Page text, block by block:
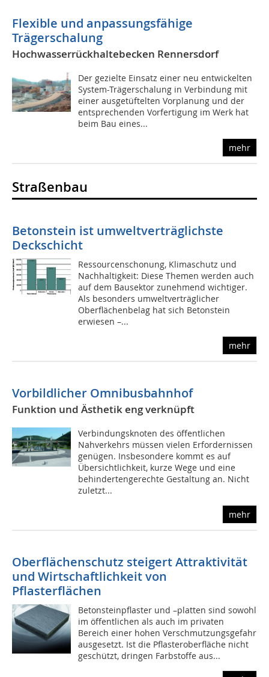
Flexible und anpassungsfähige
Trägerschalung
Hochwasserrückhaltebecken Rennersdorf
Der gezielte Einsatz einer neu entwickelten
System-Trägerschalung in Verbindung mit
einer ausgetüftelten Vorplanung und der
entsprechenden Vorfertigung im Werk hat
beim Bau eines...
mehr
Straßenbau
Betonstein ist umweltverträglichste
Deckschicht
Ressourcenschonung, Klimaschutz und
Nachhaltigkeit: Diese Themen werden auch
auf dem Bausektor zunehmend wichtiger.
Als besonders umweltverträglicher
Oberflächenbelag hat sich Betonstein
erwiesen –...
mehr
Vorbildlicher Omnibusbahnhof
Funktion und Ästhetik eng verknüpft
Verbindungsknoten des öffentlichen
Nahverkehrs müssen vielen Erfordernissen
genügen. Insbesondere kommt es auf
Übersichtlichkeit, kurze Wege und eine
behindertengerechte Gestaltung an. Nicht
zuletzt...
mehr
Oberflächenschutz steigert Attraktivität
und Wirtschaftlichkeit von
Pflasterflächen
Betonsteinpflaster und –platten sind sowohl
im öffentlichen als auch im privaten
Bereich einer hohen Verschmutzungsgefahr
ausgesetzt. Ist die Pflasteroberfläche nicht
geschützt, dringen Farbstoffe aus...